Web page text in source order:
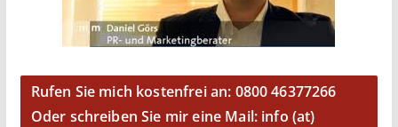
Rufen Sie mich kostenfrei an: 0800 46377266
Oder schreiben Sie mir eine Mail: info (at)